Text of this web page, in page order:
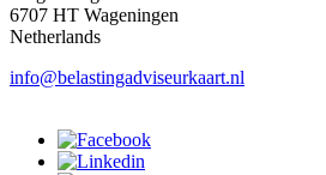
6707 HT Wageningen
Netherlands
info@belastingadviseurkaart.nl